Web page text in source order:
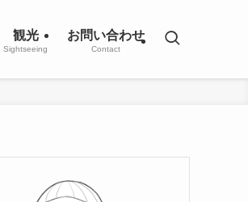
観光
Sightseeing
お問い合わせ
Contact